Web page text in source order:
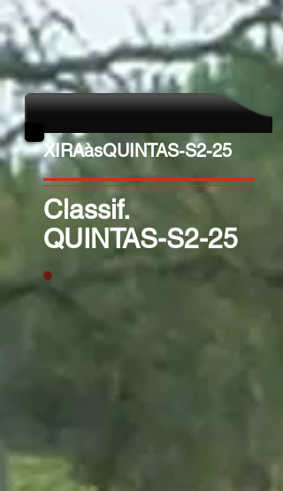
XIRAàsQUINTAS-S2-25
Classif.
QUINTAS-S2-25